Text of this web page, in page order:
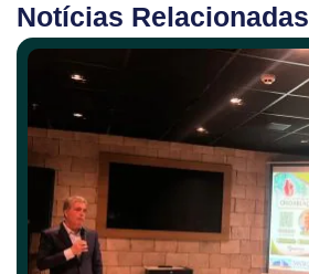
Notícias Relacionadas